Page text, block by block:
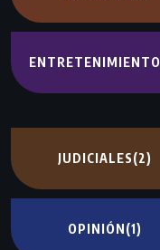
ENTRETENIMIENTO
JUDICIALES(2)
OPINIÓN(1)